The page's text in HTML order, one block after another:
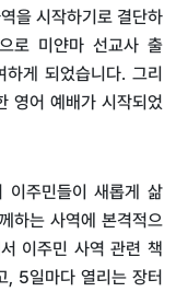
을 시작하기로 결단하
로 미얀마 선교사 출
하게 되었습니다. 그리
영어 예배가 시작되었
이주민들이 새롭게 삶
하는 사역에 본격적으
이주민 사역 관련 책
, 5일마다 열리는 장터